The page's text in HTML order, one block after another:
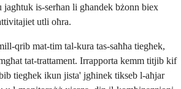
is-serħan li għandek bżonn biex
utli oħra.
qrib mat-tim tal-kura tas-saħħa tiegħek,
tat-trattament. Irrapporta kemm titjib kif
tiegħek ikun jista' jgħinek tikseb l-aħjar